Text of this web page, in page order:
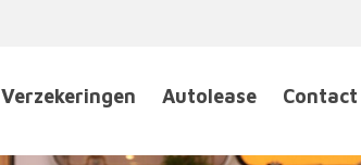
Verzekeringen Autolease Contact